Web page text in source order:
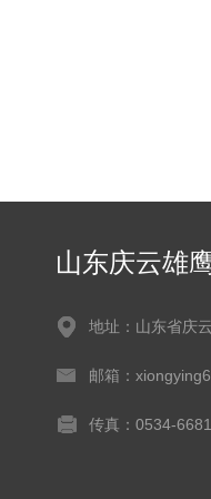
山东庆云雄
地址：山东省庆
邮箱：
传真：0534-